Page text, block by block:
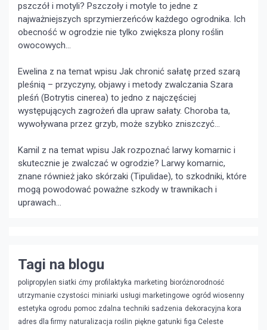
pszczół i motyli? Pszczoły i motyle to jedne z
najważniejszych sprzymierzeńców każdego ogrodnika. Ich
obecność w ogrodzie nie tylko zwiększa plony roślin
owocowych...
Ewelina z na temat wpisu Jak chronić sałatę przed szarą
pleśnią – przyczyny, objawy i metody zwalczania Szara
pleśń (Botrytis cinerea) to jedno z najczęściej
występujących zagrożeń dla upraw sałaty. Choroba ta,
wywoływana przez grzyb, może szybko zniszczyć...
Kamil z na temat wpisu Jak rozpoznać larwy komarnic i
skutecznie je zwalczać w ogrodzie? Larwy komarnic,
znane również jako skórzaki (Tipulidae), to szkodniki, które
mogą powodować poważne szkody w trawnikach i
uprawach...
Tagi na blogu
polipropylen siatki ćmy profilaktyka marketing bioróżnorodność
utrzymanie czystości miniarki usługi marketingowe ogród wiosenny
estetyka ogrodu pomoc zdalna techniki sadzenia dekoracyjna kora
adres dla firmy naturalizacja roślin piękne gatunki figa Celeste